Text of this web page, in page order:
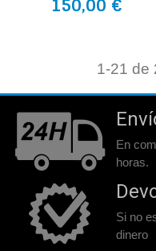
150,00 €
1-21 de
En
horas.
Si no
dinero